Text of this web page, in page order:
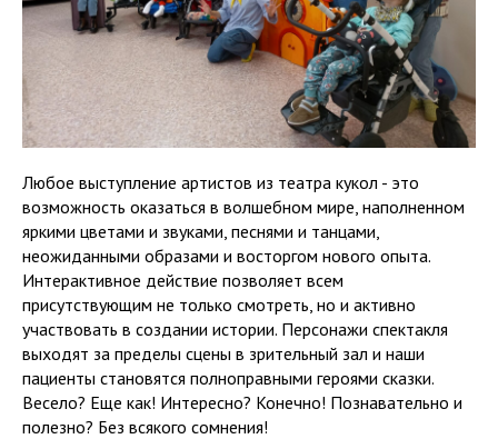
Любое выступление артистов из театра кукол - это
возможность оказаться в волшебном мире, наполненном
яркими цветами и звуками, песнями и танцами,
неожиданными образами и восторгом нового опыта.
Интерактивное действие позволяет всем
присутствующим не только смотреть, но и активно
участвовать в создании истории. Персонажи спектакля
выходят за пределы сцены в зрительный зал и наши
пациенты становятся полноправными героями сказки.
Весело? Еще как! Интересно? Конечно! Познавательно и
полезно? Без всякого сомнения!